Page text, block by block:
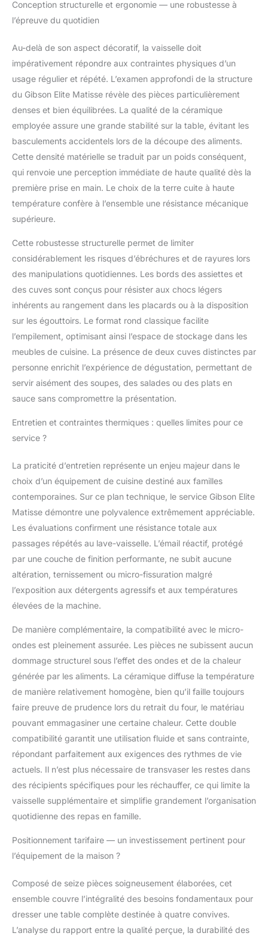
avec les autres dans la
de teintes vives et
rêveuses. En raison de
la nature réactive de la
glaçure, chaque pièce
de grès est unique. La
température de
cuisson élevée, la
construction mince et
le mélange d'argiles
naturelles font du grès
un matériau
durable.
Conception structurelle et ergonomie — une robustesse à
l’épreuve du quotidien
Au-delà de son aspect décoratif, la vaisselle doit
impérativement répondre aux contraintes physiques d’un
usage régulier et répété. L’examen approfondi de la structure
du Gibson Elite Matisse révèle des pièces particulièrement
denses et bien équilibrées. La qualité de la céramique
employée assure une grande stabilité sur la table, évitant les
basculements accidentels lors de la découpe des aliments.
Cette densité matérielle se traduit par un poids conséquent,
qui renvoie une perception immédiate de haute qualité dès la
première prise en main. Le choix de la terre cuite à haute
température confère à l’ensemble une résistance mécanique
supérieure.
Cette robustesse structurelle permet de limiter
considérablement les risques d’ébréchures et de rayures lors
des manipulations quotidiennes. Les bords des assiettes et
des cuves sont conçus pour résister aux chocs légers
inhérents au rangement dans les placards ou à la disposition
sur les égouttoirs. Le format rond classique facilite
l’empilement, optimisant ainsi l’espace de stockage dans les
meubles de cuisine. La présence de deux cuves distinctes par
personne enrichit l’expérience de dégustation, permettant de
servir aisément des soupes, des salades ou des plats en
sauce sans compromettre la présentation.
Entretien et contraintes thermiques : quelles limites pour ce
service ?
La praticité d’entretien représente un enjeu majeur dans le
choix d’un équipement de cuisine destiné aux familles
contemporaines. Sur ce plan technique, le service Gibson Elite
Matisse démontre une polyvalence extrêmement appréciable.
Les évaluations confirment une résistance totale aux
passages répétés au lave-vaisselle. L’émail réactif, protégé
par une couche de finition performante, ne subit aucune
altération, ternissement ou micro-fissuration malgré
l’exposition aux détergents agressifs et aux températures
élevées de la machine.
De manière complémentaire, la compatibilité avec le micro-
ondes est pleinement assurée. Les pièces ne subissent aucun
dommage structurel sous l’effet des ondes et de la chaleur
générée par les aliments. La céramique diffuse la température
de manière relativement homogène, bien qu’il faille toujours
faire preuve de prudence lors du retrait du four, le matériau
pouvant emmagasiner une certaine chaleur. Cette double
compatibilité garantit une utilisation fluide et sans contrainte,
répondant parfaitement aux exigences des rythmes de vie
actuels. Il n’est plus nécessaire de transvaser les restes dans
des récipients spécifiques pour les réchauffer, ce qui limite la
vaisselle supplémentaire et simplifie grandement l’organisation
quotidienne des repas en famille.
Positionnement tarifaire — un investissement pertinent pour
l’équipement de la maison ?
Composé de seize pièces soigneusement élaborées, cet
ensemble couvre l’intégralité des besoins fondamentaux pour
dresser une table complète destinée à quatre convives.
L’analyse du rapport entre la qualité perçue, la durabilité des